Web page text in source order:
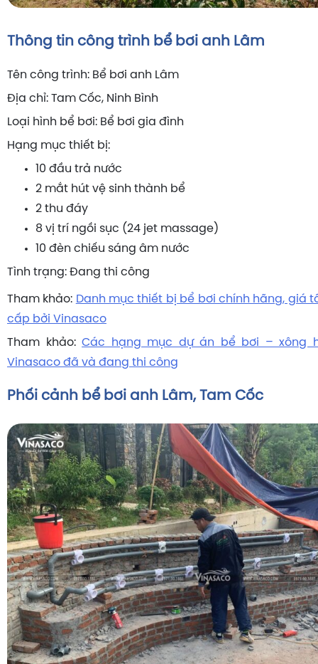
Thông tin công trình bể bơi anh Lâm
Tên công trình: Bể bơi anh Lâm
Địa chỉ: Tam Cốc, Ninh Bình
Loại hình bể bơi: Bể bơi gia đình
Hạng mục thiết bị:
10 đầu trả nước
2 mắt hút vệ sinh thành bể
2 thu đáy
8 vị trí ngồi sục (24 jet massage)
10 đèn chiếu sáng âm nước
Tình trạng: Đang thi công
Tham khảo: Danh mục thiết bị bể bơi chính hãng, giá
cấp bởi Vinasaco
Tham khảo:Các hạng mục dự án bể bơi – xông
Vinasaco đã và đang thi công
Phối cảnh bể bơi anh Lâm, Tam Cốc